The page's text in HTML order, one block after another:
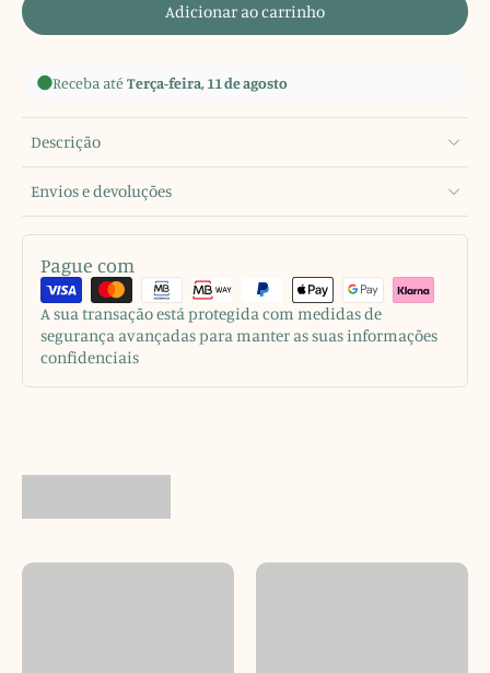
Adicionar ao carrinho
Receba atéTerça-feira, 11 de agosto
Descrição
Envios e devoluções
Pague com
A sua transação está protegida com medidas de
segurança avançadas para manter as suas informações
confidenciais